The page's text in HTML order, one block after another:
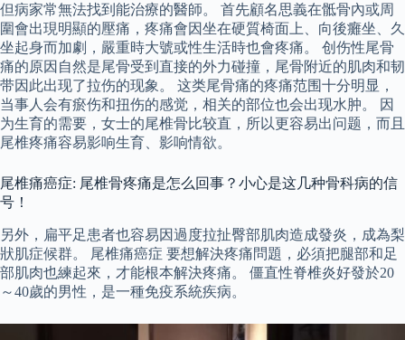
但病家常無法找到能治療的醫師。 首先顧名思義在骶骨內或周
圍會出現明顯的壓痛，疼痛會因坐在硬質椅面上、向後癱坐、久
坐起身而加劇，嚴重時大號或性生活時也會疼痛。 创伤性尾骨
痛的原因自然是尾骨受到直接的外力碰撞，尾骨附近的肌肉和韧
带因此出现了拉伤的现象。 这类尾骨痛的疼痛范围十分明显，
当事人会有瘀伤和扭伤的感觉，相关的部位也会出现水肿。 因
为生育的需要，女士的尾椎骨比较直，所以更容易出问题，而且
尾椎疼痛容易影响生育、影响情欲。
尾椎痛癌症: 尾椎骨疼痛是怎么回事？小心是这几种骨科病的信
号！
另外，扁平足患者也容易因過度拉扯臀部肌肉造成發炎，成為梨
狀肌症候群。 尾椎痛癌症 要想解決疼痛問題，必須把腿部和足
部肌肉也練起來，才能根本解決疼痛。 僵直性脊椎炎好發於20
～40歲的男性，是一種免疫系統疾病。